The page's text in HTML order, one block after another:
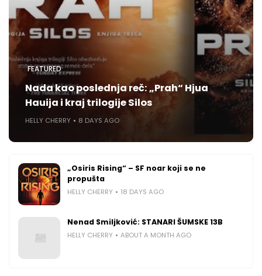
FEATURED
Nada kao poslednja reč: „Prah“ Hjua
Hauija i kraj trilogije Silos
HELLY CHERRY 8 DAYS AGO
„Osiris Rising“ – SF noar koji se ne
propušta
HELLY CHERRY 18 DAYS AGO
Nenad Smiljković: STANARI ŠUMSKE 13B
HELLY CHERRY ABOUT A MONTH AGO